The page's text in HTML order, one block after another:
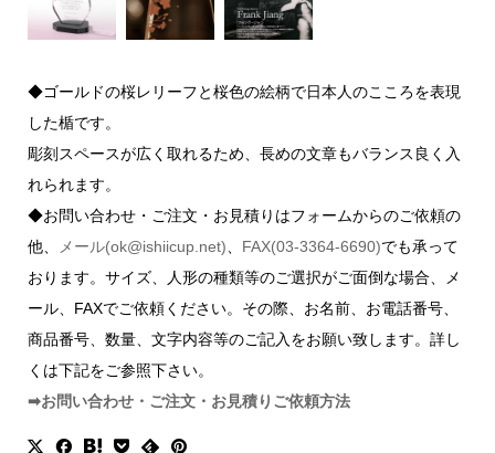
◆ゴールドの桜レリーフと桜色の絵柄で日本人のこころを表現
した楯です。
彫刻スペースが広く取れるため、長めの文章もバランス良く入
れられます。
◆お問い合わせ・ご注文・お見積りはフォームからのご依頼の
他、
メール(ok@ishiicup.net) FAX(03-3364-6690)でも承って
おります。サイズ、人形の種類等のご選択がご面倒な場合、メ
ール、FAXでご依頼ください。その際、お名前、お電話番号、
商品番号、数量、文字内容等のご記入をお願い致します。詳し
くは下記をご参照下さい。
➡お問い合わせ・ご注文・お見積りご依頼方法